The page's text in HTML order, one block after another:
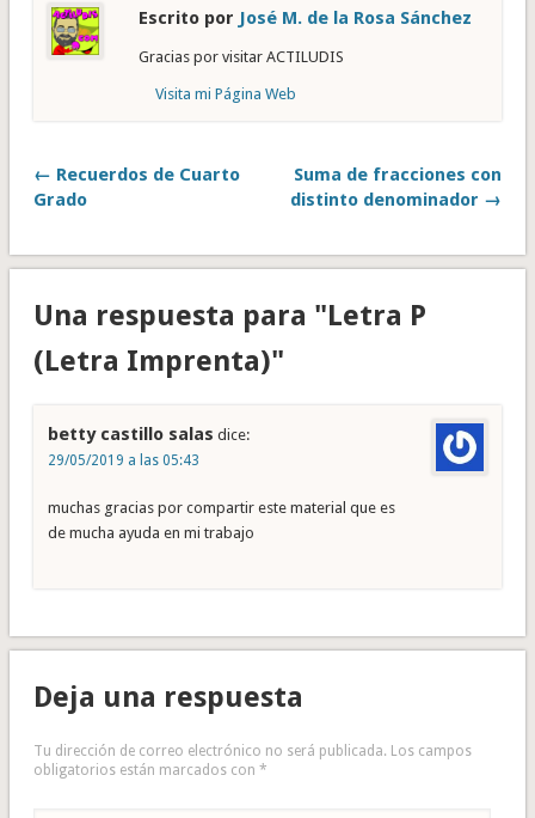
Escrito por José M. de la Rosa Sánchez
Gracias por visitar ACTILUDIS
Visita mi Página Web
← Recuerdos de Cuarto
Grado
Suma de fracciones con
distinto denominador →
Una respuesta para "Letra P
(Letra Imprenta)"
betty castillo salas dice:
29/05/2019 a las 05:43
muchas gracias por compartir este material que es
de mucha ayuda en mi trabajo
Deja una respuesta
Tu dirección de correo electrónico no será publicada. Los campos
obligatorios están marcados con *